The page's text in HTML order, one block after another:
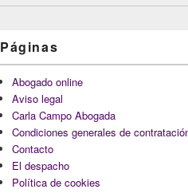
Páginas
Abogado online
Aviso legal
Carla Campo Abogada
Condiciones generales de
Contacto
El despacho
Política de cookies